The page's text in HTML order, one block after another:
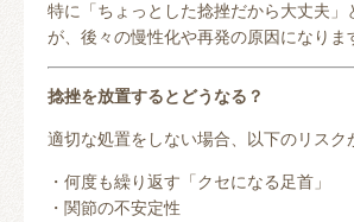
特に「ちょっとした捻挫だから大丈夫」
が、後々の慢性化や再発の原因になりま
捻挫を放置するとどうなる？
適切な処置をしない場合、以下のリスク
・何度も繰り返す「クセになる足首」
・関節の不安定性